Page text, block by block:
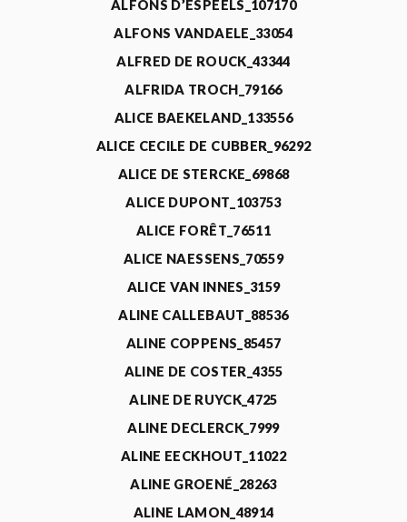
ALFONS D’ESPEELS_107170
ALFONS VANDAELE_33054
ALFRED DE ROUCK_43344
ALFRIDA TROCH_79166
ALICE BAEKELAND_133556
ALICE CECILE DE CUBBER_96292
ALICE DE STERCKE_69868
ALICE DUPONT_103753
ALICE FORÊT_76511
ALICE NAESSENS_70559
ALICE VAN INNES_3159
ALINE CALLEBAUT_88536
ALINE COPPENS_85457
ALINE DE COSTER_4355
ALINE DE RUYCK_4725
ALINE DECLERCK_7999
ALINE EECKHOUT_11022
ALINE GROENÉ_28263
ALINE LAMON_48914